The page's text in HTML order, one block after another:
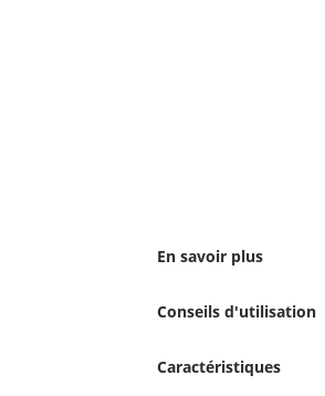
En savoir plus
Conseils d'utilisation
Caractéristiques